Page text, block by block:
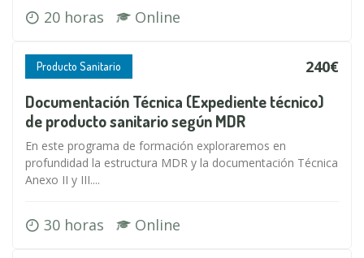
20 horas Online
Producto Sanitario 240€
Documentación Técnica (Expediente técnico)
de producto sanitario según MDR
En este programa de formación exploraremos en
profundidad la estructura MDR y la documentación Técnica
Anexo II y III....
30 horas Online